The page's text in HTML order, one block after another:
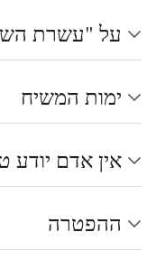
על "עשרת
ימות המשיח
אין אדם יודע
ההפטרה